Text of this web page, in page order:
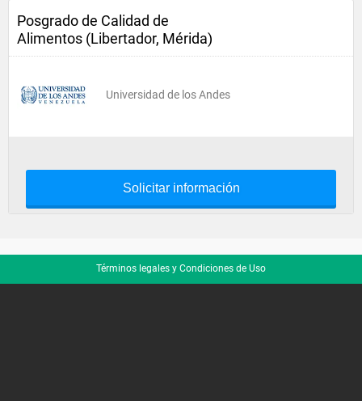
Posgrado de Calidad de
Alimentos (Libertador, Mérida)
Universidad de los Andes
Solicitar información
Términos legales y Condiciones de Uso